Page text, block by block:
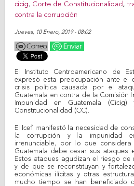
cicig, Corte de Constitucionalidad,
contra la corrupción
Jueves, 10 Enero, 2019 - 08:02
El Instituto Centroamericano de
expresó esta preocupación ante el
crisis política causada por el
Guatemala en contra de la Comisión
Impunidad en Guatemala
Constitucionalidad (CC).
El Icefi manifestó la necesidad de
la corrupción y la impunidad
irrenunciable, por lo que
Guatemala debe cesar sus ataques
Estos ataques agudizan el riesgo
y de que se reconstituyan y
económicas ilícitas y otras
mucho tiempo se han beneficiado